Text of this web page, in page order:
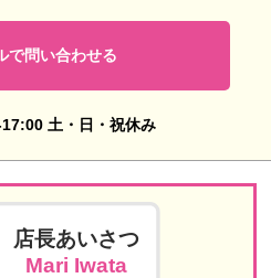
で問い合わせる
土・日・祝休み
店長あいさつ
Mari Iwata